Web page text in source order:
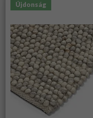
Újdonság